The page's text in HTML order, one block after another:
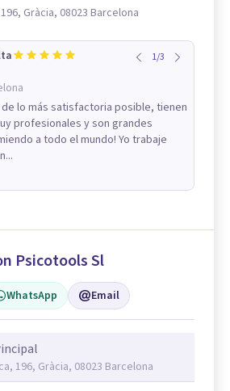
Gràcia, 08023 Barcelona
1/3
lo más satisfactoria posible, tienen
profesionales y son grandes
a todo el mundo! Yo trabaje
Psicotools Sl
WhatsApp Email
196, Gràcia, 08023 Barcelona